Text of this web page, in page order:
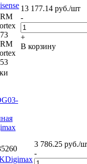
13 177.14 руб./шт
-
+
В корзину
3 786.25 руб./
-